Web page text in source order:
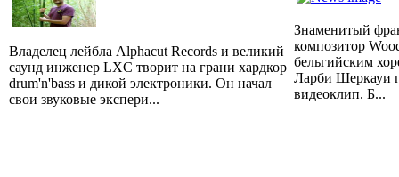
Владелец лейбла Alphacut Records и великий
саунд инженер LXC творит на грани хардкор
drum'n'bass и дикой электроники. Он начал
свои звуковые экспери...
Знаменитый
композитор
бельгийским
Ларби Шеркауи
видеоклип. Б...